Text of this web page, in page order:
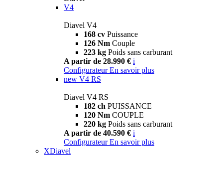
V4
Diavel V4
168 cv Puissance
126 Nm Couple
223 kg Poids sans carburant
A partir de 28.990 € i
Configurateur En savoir plus
new V4 RS
Diavel V4 RS
182 ch PUISSANCE
120 Nm COUPLE
220 kg Poids sans carburant
A partir de 40.590 € i
Configurateur En savoir plus
XDiavel